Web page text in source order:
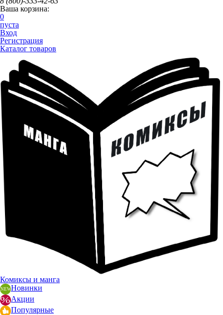
Ваша корзина:
0
пуста
Вход
Регистрация
Каталог товаров
Комиксы и манга
Новинки
Акции
Популярные